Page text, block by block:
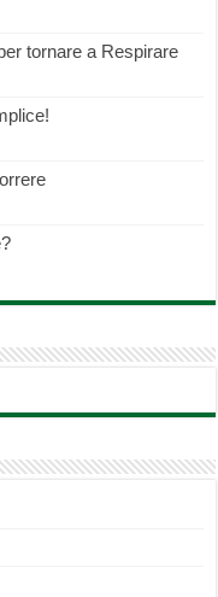
tornare a Respirare